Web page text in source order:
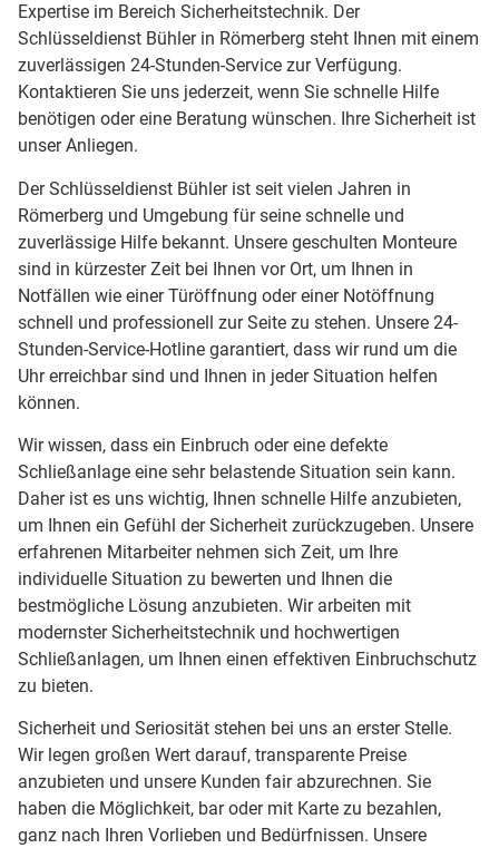
Expertise im Bereich Sicherheitstechnik. Der
Schlüsseldienst Bühler in Römerberg steht Ihnen mit einem
zuverlässigen 24-Stunden-Service zur Verfügung.
Kontaktieren Sie uns jederzeit, wenn Sie schnelle Hilfe
benötigen oder eine Beratung wünschen. Ihre Sicherheit ist
unser Anliegen.
Der Schlüsseldienst Bühler ist seit vielen Jahren in
Römerberg und Umgebung für seine schnelle und
zuverlässige Hilfe bekannt. Unsere geschulten Monteure
sind in kürzester Zeit bei Ihnen vor Ort, um Ihnen in
Notfällen wie einer Türöffnung oder einer Notöffnung
schnell und professionell zur Seite zu stehen. Unsere 24-
Stunden-Service-Hotline garantiert, dass wir rund um die
Uhr erreichbar sind und Ihnen in jeder Situation helfen
können.
Wir wissen, dass ein Einbruch oder eine defekte
Schließanlage eine sehr belastende Situation sein kann.
Daher ist es uns wichtig, Ihnen schnelle Hilfe anzubieten,
um Ihnen ein Gefühl der Sicherheit zurückzugeben. Unsere
erfahrenen Mitarbeiter nehmen sich Zeit, um Ihre
individuelle Situation zu bewerten und Ihnen die
bestmögliche Lösung anzubieten. Wir arbeiten mit
modernster Sicherheitstechnik und hochwertigen
Schließanlagen, um Ihnen einen effektiven Einbruchschutz
zu bieten.
Sicherheit und Seriosität stehen bei uns an erster Stelle.
Wir legen großen Wert darauf, transparente Preise
anzubieten und unsere Kunden fair abzurechnen. Sie
haben die Möglichkeit, bar oder mit Karte zu bezahlen,
ganz nach Ihren Vorlieben und Bedürfnissen. Unsere